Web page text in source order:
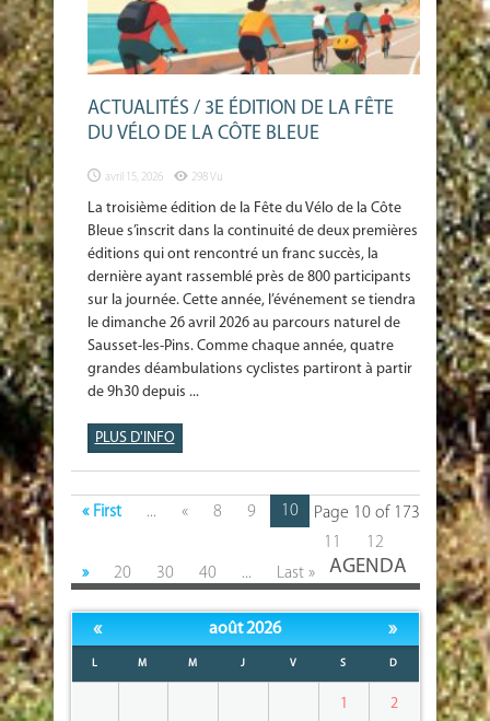
ACTUALITÉS / 3E ÉDITION DE LA FÊTE
DU VÉLO DE LA CÔTE BLEUE
avril 15, 2026 298 Vu
La troisième édition de la Fête du Vélo de la Côte
Bleue s’inscrit dans la continuité de deux premières
éditions qui ont rencontré un franc succès, la
dernière ayant rassemblé près de 800 participants
sur la journée. Cette année, l’événement se tiendra
le dimanche 26 avril 2026 au parcours naturel de
Sausset-les-Pins. Comme chaque année, quatre
grandes déambulations cyclistes partiront à partir
de 9h30 depuis ...
PLUS D'INFO
Page 10 of 173
« First ... « 8 9
10
11
12
»
20 30 40 ... Last » AGENDA
« août 2026 »
L M M J V S D
1 2